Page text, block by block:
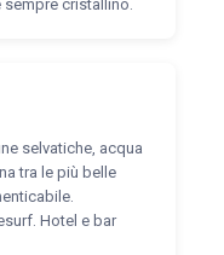
cristallino.
selvatiche, acqua
tra le più belle
Hotel e bar